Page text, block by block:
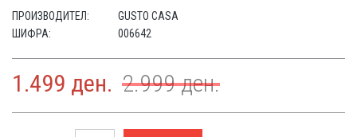
ПРОИЗВОДИТЕЛ:
GUSTO CASA
ШИФРА:
006642
1.499 ден. 2.999ден.